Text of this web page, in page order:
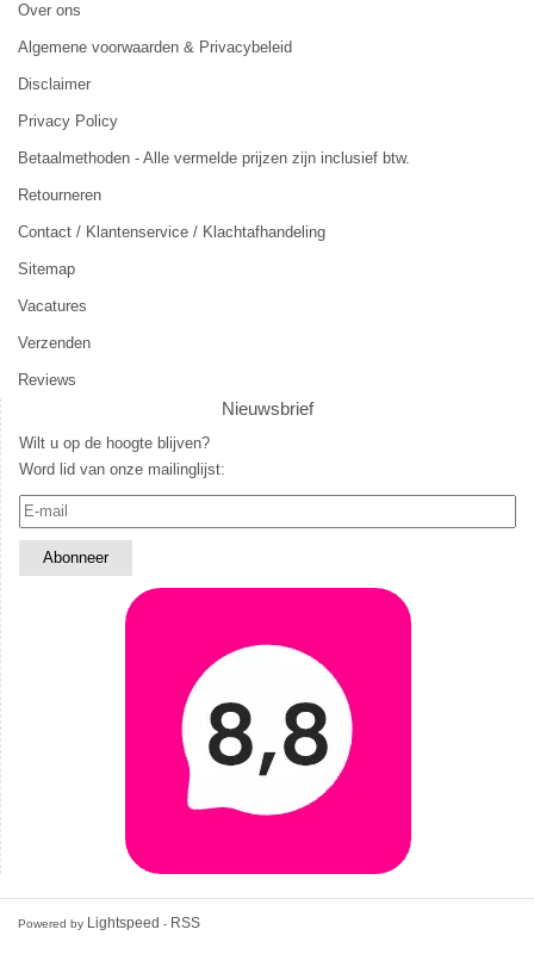
Over ons
Algemene voorwaarden & Privacybeleid
Disclaimer
Privacy Policy
Betaalmethoden - Alle vermelde prijzen zijn inclusief btw.
Retourneren
Contact / Klantenservice / Klachtafhandeling
Sitemap
Vacatures
Verzenden
Reviews
Nieuwsbrief
Wilt u op de hoogte blijven?
Word lid van onze mailinglijst:
Powered by Lightspeed - RSS